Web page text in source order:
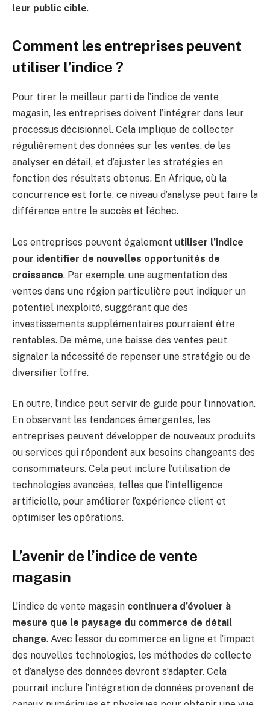
leur public cible.
Comment les entreprises peuvent
utiliser l’indice ?
Pour tirer le meilleur parti de l’indice de vente
magasin, les entreprises doivent l’intégrer dans leur
processus décisionnel. Cela implique de collecter
régulièrement des données sur les ventes, de les
analyser en détail, et d’ajuster les stratégies en
fonction des résultats obtenus. En Afrique, où la
concurrence est forte, ce niveau d’analyse peut faire la
différence entre le succès et l’échec.
Les entreprises peuvent également utiliser l’indice
pour identifier de nouvelles opportunités de
croissance. Par exemple, une augmentation des
ventes dans une région particulière peut indiquer un
potentiel inexploité, suggérant que des
investissements supplémentaires pourraient être
rentables. De même, une baisse des ventes peut
signaler la nécessité de repenser une stratégie ou de
diversifier l’offre.
En outre, l’indice peut servir de guide pour l’innovation.
En observant les tendances émergentes, les
entreprises peuvent développer de nouveaux produits
ou services qui répondent aux besoins changeants des
consommateurs. Cela peut inclure l’utilisation de
technologies avancées, telles que l’intelligence
artificielle, pour améliorer l’expérience client et
optimiser les opérations.
L’avenir de l’indice de vente
magasin
L’indice de vente magasin continuera d’évoluer à
mesure que le paysage du commerce de détail
change. Avec l’essor du commerce en ligne et l’impact
des nouvelles technologies, les méthodes de collecte
et d’analyse des données devront s’adapter. Cela
pourrait inclure l’intégration de données provenant de